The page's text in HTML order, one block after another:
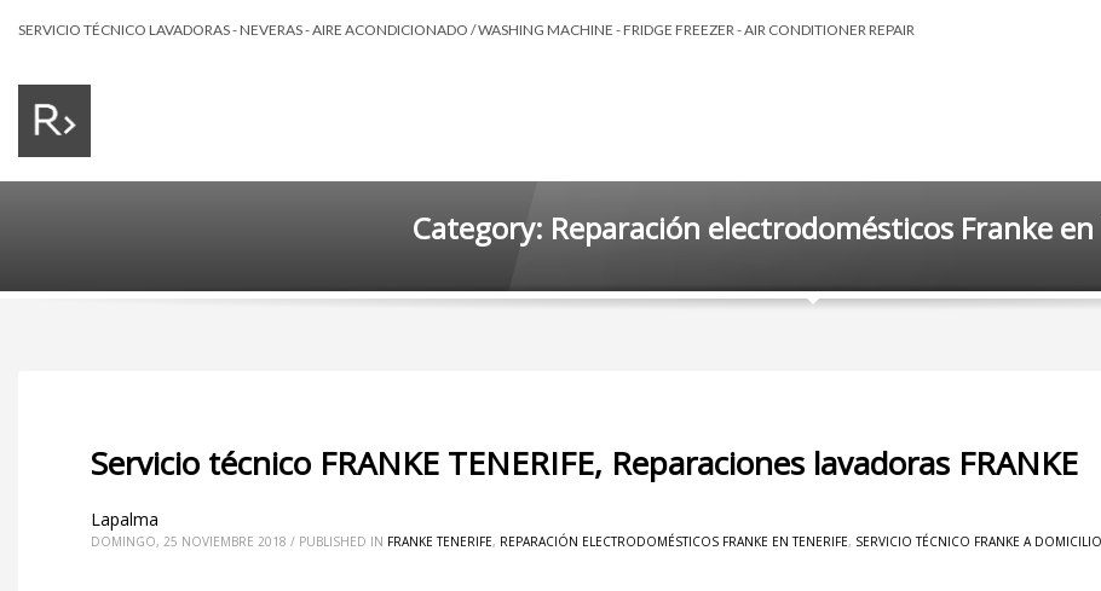
SERVICIO TÉCNICO LAVADORAS - NEVERAS - AIRE ACONDICIONADO / WASHING MACHINE - FRIDGE FREEZER - AIR CONDITIONER REPAIR
Category: Reparación electrodomésticos Franke
Servicio técnico FRANKE TENERIFE, Reparaciones lavadoras FRANKE
Lapalma
DOMINGO, 25 NOVIEMBRE 2018 / PUBLISHED IN FRANKE TENERIFE, REPARACIÓN ELECTRODOMÉSTICOS FRANKE EN TENERIFE, SERVICIO TÉCNICO FRANKE A